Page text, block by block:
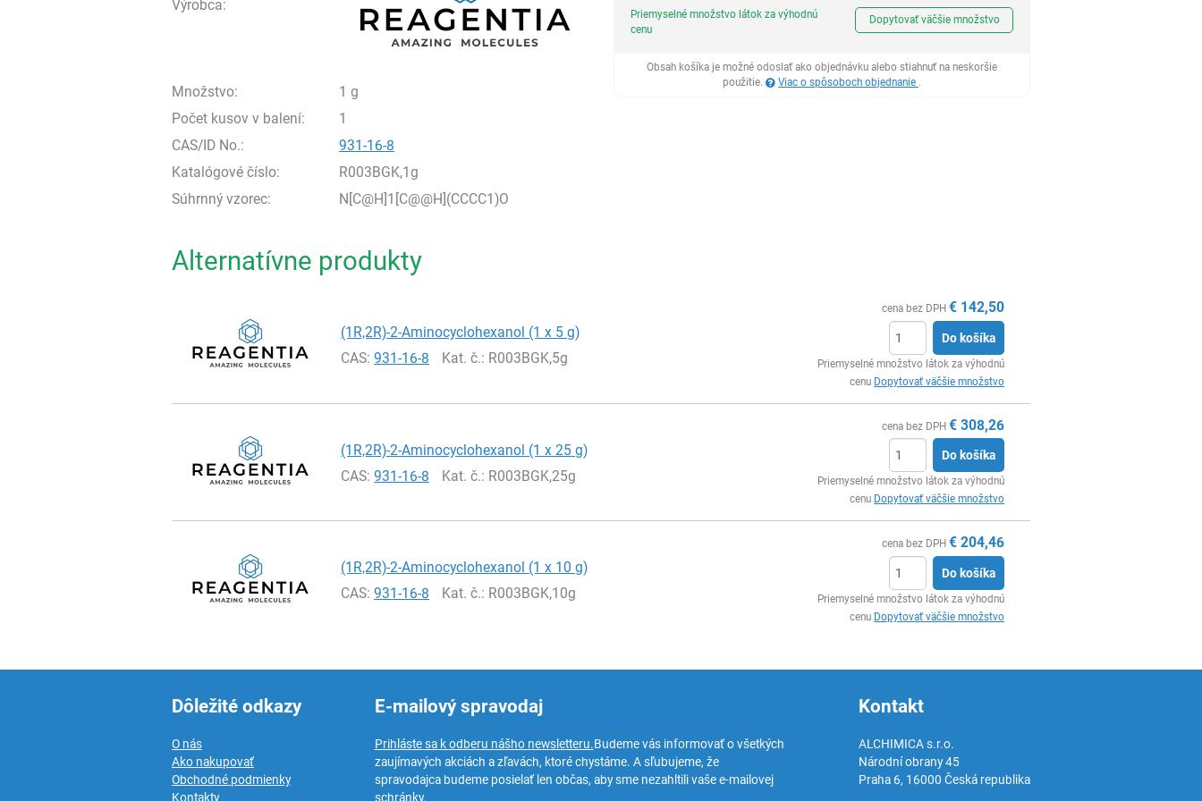
Výrobca:
Množstvo:
1 g
Počet kusov v balení:
1
CAS/ID No.:
931-16-8
Katalógové číslo:
R003BGK,1g
Súhrnný vzorec:
N[C@H]1[C@@H](CCCC1)O
Ks
Priemyselné množstvo látok za výhodnú
cenu
Dopytovať väčšie množstvo
Obsah košíka je možné odoslať ako objednávku alebo stiahnuť na neskoršie
použitie.
Viac o spôsoboch objednanie .
Alternatívne produkty
(1R,2R)-2-Aminocyclohexanol (1 x 5 g)
CAS:931-16-8 Kat. č.: R003BGK,5g
cena bez DPH € 142,50
Do košíka
Priemyselné množstvo látok za výhodnú
cenu Dopytovať väčšie množstvo
(1R,2R)-2-Aminocyclohexanol (1 x 25 g)
CAS:931-16-8 Kat. č.: R003BGK,25g
cena bez DPH € 308,26
Do košíka
Priemyselné množstvo látok za výhodnú
cenu Dopytovať väčšie množstvo
(1R,2R)-2-Aminocyclohexanol (1 x 10 g)
CAS:931-16-8 Kat. č.: R003BGK,10g
cena bez DPH € 204,46
Do košíka
Priemyselné množstvo látok za výhodnú
cenu Dopytovať väčšie množstvo
Dôležité odkazy
O nás
Ako nakupovať
Obchodné podmienky
Kontakty
E-mailový spravodaj
Prihláste sa k odberu nášho newsletteru.Budeme vás informovať o všetkých
zaujímavých akciách a zľavách, ktoré chystáme. A sľubujeme, že
spravodajca budeme posielať len občas, aby sme nezahltili vaše e-mailovej
schránky.
Kontakt
ALCHIMICA s.r.o.
Národní obrany 45
Praha 6, 16000 Česká republika